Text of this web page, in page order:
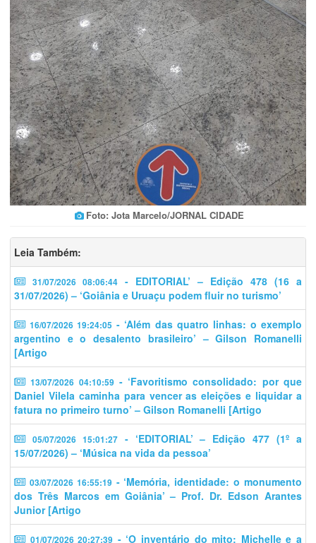
Foto: Jota Marcelo/JORNAL CIDADE
Leia Também:
31/07/2026 08:06:44 - EDITORIAL’ – Edição 478 (16 a
31/07/2026) – ‘Goiânia e Uruaçu podem fluir no turismo’
16/07/2026 19:24:05 - ‘Além das quatro linhas: o exemplo
argentino e o desalento brasileiro’ – Gilson Romanelli
[Artigo
13/07/2026 04:10:59 - ‘​​Favoritismo consolidado: por que
Daniel Vilela caminha para vencer as eleições e liquidar a
fatura no primeiro turno’ – Gilson Romanelli [Artigo
05/07/2026 15:01:27- ‘EDITORIAL’ – Edição 477 (1º a
15/07/2026) – ‘Música na vida da pessoa’
03/07/2026 16:55:19 - ‘Memória, identidade: o monumento
dos Três Marcos em Goiânia’ – Prof. Dr. Edson Arantes
Junior [Artigo
01/07/2026 20:27:39 - ‘O inventário do mito: Michelle e a